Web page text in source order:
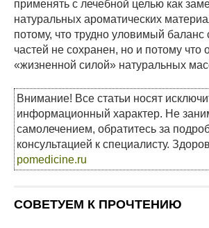
применять с лечебной целью как
натуральных ароматических
потому, что трудно уловимый баланс
частей не сохранен, но и потому что
«жизненной силой» натуральных
Внимание! Все статьи носят
информационный характер. Не
самолечением, обратитесь за
консультацией к специалисту.
pomedicine.ru
СОВЕТУЕМ К ПРОЧТЕНИЮ